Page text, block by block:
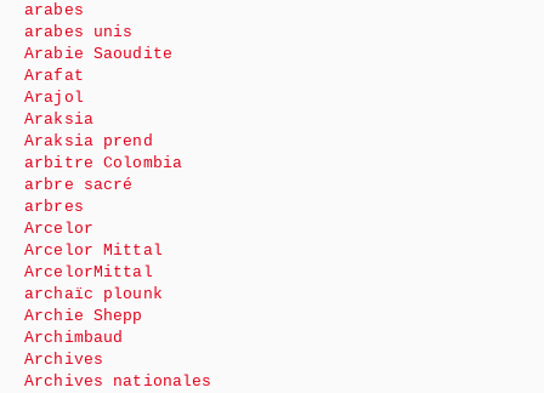
arabes
arabes unis
Arabie Saoudite
Arafat
Arajol
Araksia
Araksia prend
arbitre Colombia
arbre sacré
arbres
Arcelor
Arcelor Mittal
ArcelorMittal
archaïc plounk
Archie Shepp
Archimbaud
Archives
Archives nationales